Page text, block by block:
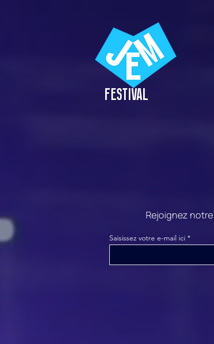
FESTIVAL
Rejoignez
Saisissez votre e-mail ici